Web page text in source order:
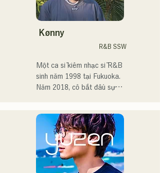
Tôi yêu âm nhạc từ khi còn
nhỏ.
và quyết định trở thành ca
sĩ.
người.
・Giải thưởng lớn của
CampusCollection 2022
・Bài hát gốc "Pudding"
Kønny
R&B SSW
Một ca sĩ kiêm nhạc sĩ R&B
sinh năm 1998 tại Fukuoka.
Năm 2018, cô bắt đầu sự
Tam là MAVRIQ (trước đây
là MELTY LOUNGE).
Năm 2022, cô bắt đầu hoạt
động solo với nghệ danh
Kønny.